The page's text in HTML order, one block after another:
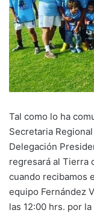
Tal como lo ha
Secretaria
Delegación
regresará al Tierra
cuando recibamos
equipo Fernández
las 12:00 hrs. por